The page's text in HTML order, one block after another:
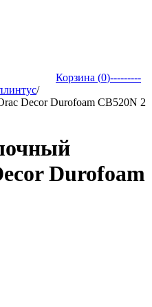
Корзина (0)---------
/
Decor Durofoam CB520N 2
Durofoam